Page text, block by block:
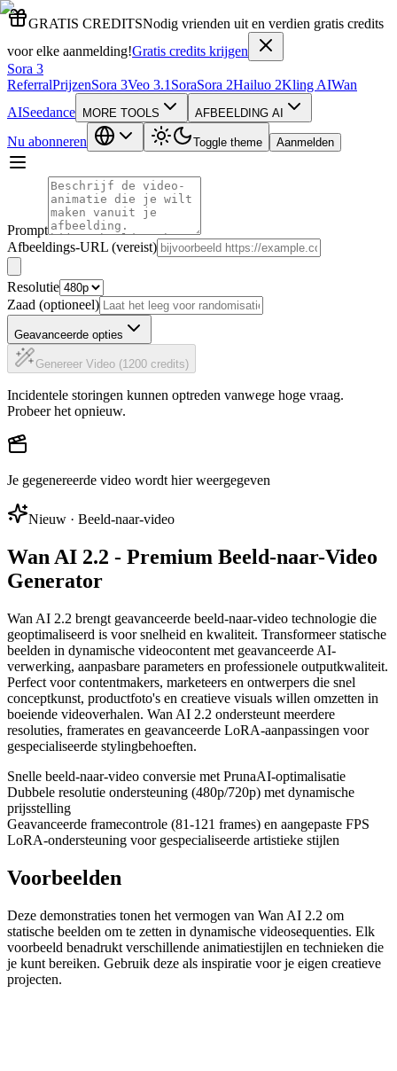
GRATIS CREDITSNodig vrienden uit en verdien gratis credits
voor elke aanmelding!Gratis credits krijgen
Sora 3
ReferralPrijzenSora 3Veo 3.1 SoraSora 2Hailuo 2Kling AIWan
AISeedance MORE TOOLS AFBEELDING AI
Nu abonneren Toggle theme Aanmelden
Prompt
Afbeeldings-URL (vereist)
Resolutie
Zaad (optioneel)
Geavanceerde opties
Genereer Video (1200 credits)
Incidentele storingen kunnen optreden vanwege hoge vraag.
Probeer het opnieuw.
Je gegenereerde video wordt hier weergegeven
Nieuw · Beeld-naar-video
Wan AI 2.2 - Premium Beeld-naar-Video
Generator
Wan AI 2.2 brengt geavanceerde beeld-naar-video technologie die
geoptimaliseerd is voor snelheid en kwaliteit. Transformeer statische
beelden in dynamische videocontent met geavanceerde AI-
verwerking, aanpasbare parameters en professionele outputkwaliteit.
Perfect voor contentmakers, marketeers en ontwerpers die snel
conceptkunst, productfoto's en creatieve visuals willen omzetten in
boeiende videoverhalen. Wan AI 2.2 ondersteunt meerdere
resoluties, framerates en geavanceerde LoRA-aanpassingen voor
gespecialiseerde stylingbehoeften.
Snelle beeld-naar-video conversie met PrunaAI-optimalisatie
Dubbele resolutie ondersteuning (480p/720p) met dynamische
prijsstelling
Geavanceerde framecontrole (81-121 frames) en aangepaste FPS
LoRA-ondersteuning voor gespecialiseerde artistieke stijlen
Voorbeelden
Deze demonstraties tonen het vermogen van Wan AI 2.2 om
statische beelden om te zetten in dynamische videosequenties. Elk
voorbeeld benadrukt verschillende animatiestijlen en technieken die
je kunt bereiken. Gebruik deze als inspiratie voor je eigen creatieve
projecten.